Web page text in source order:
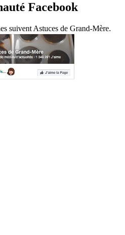
Facebook
suivent Astuces de Grand-Mère.